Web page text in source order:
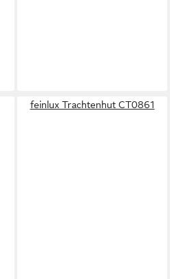
feinlux Trachtenhut CT0861